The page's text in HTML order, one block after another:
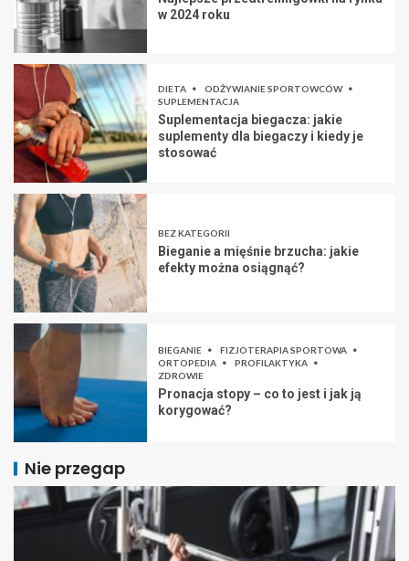
w 2024 roku
DIETA
ODŻYWIANIE SPORTOWCÓW
SUPLEMENTACJA
Suplementacja biegacza: jakie
suplementy dla biegaczy i kiedy je
stosować
BEZ KATEGORII
Bieganie a mięśnie brzucha: jakie
efekty można osiągnąć?
BIEGANIE
FIZJOTERAPIA SPORTOWA
ORTOPEDIA
PROFILAKTYKA
ZDROWIE
Pronacja stopy – co to jest i jak ją
korygować?
Nie przegap